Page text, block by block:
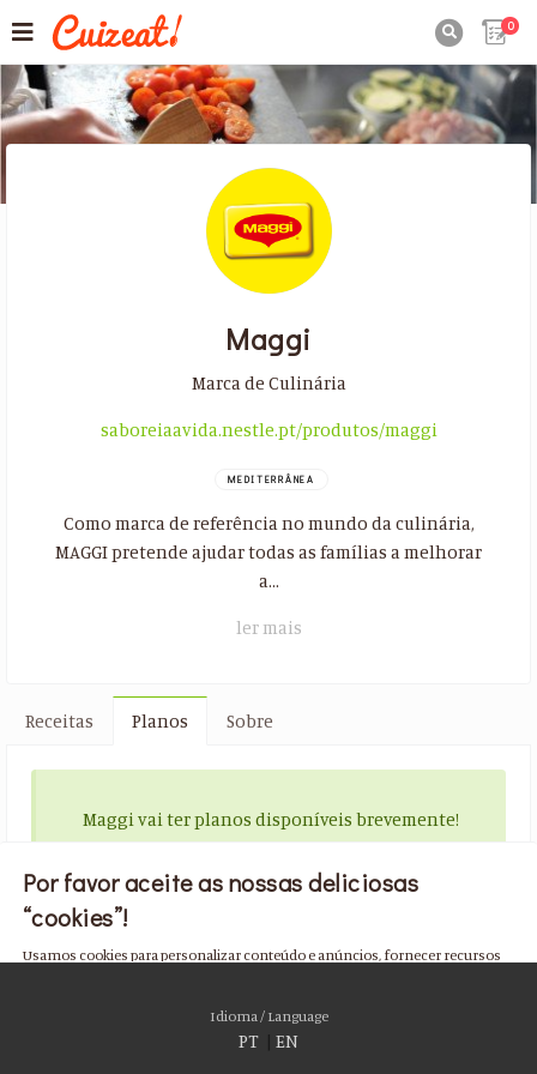
0
Maggi
Marca de Culinária
saboreiaavida.nestle.pt/produtos/maggi
MEDITERRÂNEA
Como marca de referência no mundo da culinária,
MAGGI pretende ajudar todas as famílias a melhorar
a...
ler mais
Receitas Planos Sobre
Maggi vai ter planos disponíveis brevemente!
Idioma / Language
PT | EN
Por favor aceite as nossas deliciosas
“cookies”!
Usamos cookies para personalizar conteúdo e anúncios, fornecer recursos
social, publicidade e análise, que podem combiná-lo com outras informações
que você forneceu a eles ou que coletaram do uso de seus serviços. Você